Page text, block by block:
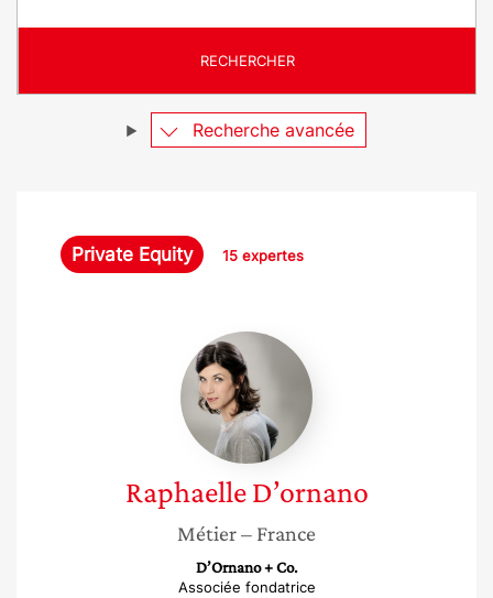
ê
e
RECHERCHER
Recherche avancée
Private Equity 15 expertes
Raphaelle
D’ornano
Raphaelle D’ornano
Métier– France
D’Ornano + Co.
Associée fondatrice